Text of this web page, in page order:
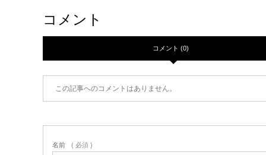
コメント
コメント (0)
この記事へのコメントはありません。
名前 ( 必須 )